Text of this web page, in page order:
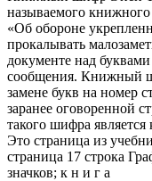
называемого
«Об обороне
прокалывать
документе над
сообщения. Книжный
замене букв на номер
заранее оговоренной
такого шифра
Это страница из
страница 17 строка
значков; к н и г а